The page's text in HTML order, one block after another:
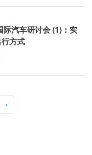
汽车研讨会 (1)：实
方式
›